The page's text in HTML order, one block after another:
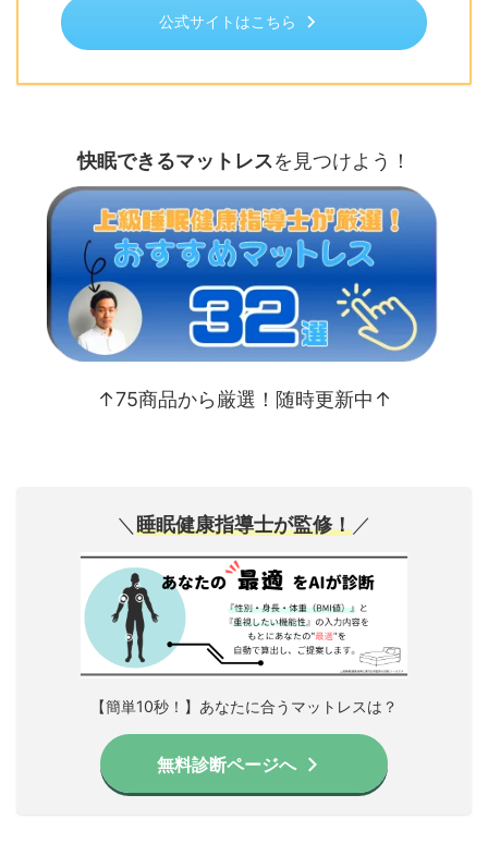
公式サイトはこちら
快眠できるマットレスを見つけよう！
↑75商品から厳選！随時更新中↑
＼ 睡眠健康指導士が監修！／
【簡単10秒！】あなたに合うマットレスは？
無料診断ページへ